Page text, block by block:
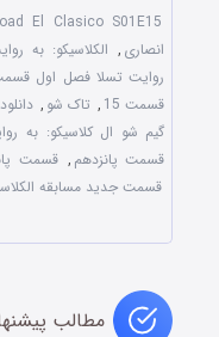
El Clasico S01E15
انصاری , الکلاسیکو: به روایت
روایت تسلا فصل اول
قسمت 15
, تاک شو , دانلود فصل 1
گیم شو ال کلاسیکو: به
قسمت پانزدهم , قسمت
قسمت جدید مسابقه
مطالب